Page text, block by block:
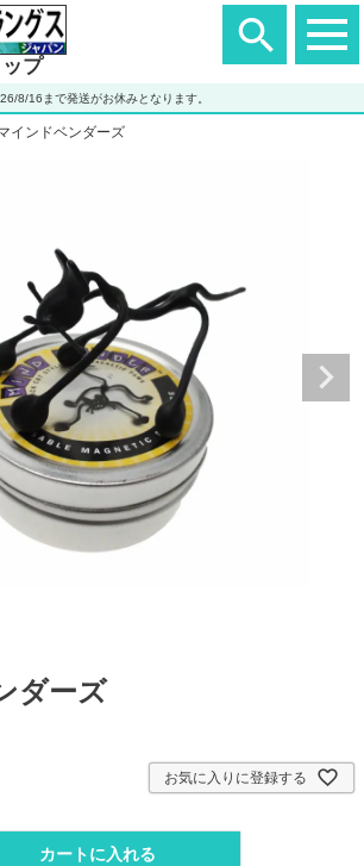
プ
8/16まで発送がお休みとなります。
インドベンダーズ
ダーズ
お気に入りに登録する
カートに入れる